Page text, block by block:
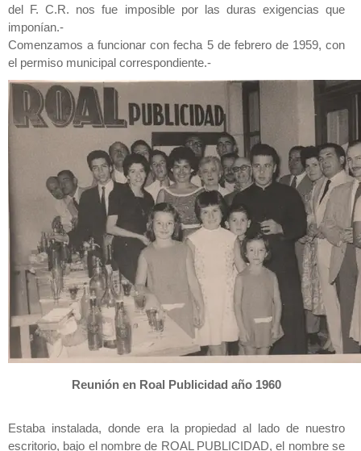
del F. C.R. nos fue imposible por las duras exigencias que
imponían.-
Comenzamos a funcionar con fecha 5 de febrero de 1959, con
el permiso municipal correspondiente.-
Reunión en Roal Publicidad año 1960
Estaba instalada, donde era la propiedad al lado de nuestro
escritorio, bajo el nombre de ROAL PUBLICIDAD, el nombre se